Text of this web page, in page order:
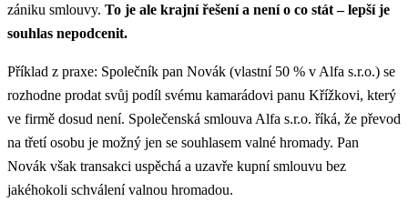
zániku smlouvy. To je ale krajní řešení a není o co stát – lepší je
souhlas nepodcenit.
Příklad z praxe: Společník pan Novák (vlastní 50 % v Alfa s.r.o.) se
rozhodne prodat svůj podíl svému kamarádovi panu Křížkovi, který
ve firmě dosud není. Společenská smlouva Alfa s.r.o. říká, že převod
na třetí osobu je možný jen se souhlasem valné hromady. Pan
Novák však transakci uspěchá a uzavře kupní smlouvu bez
jakéhokoli schválení valnou hromadou.